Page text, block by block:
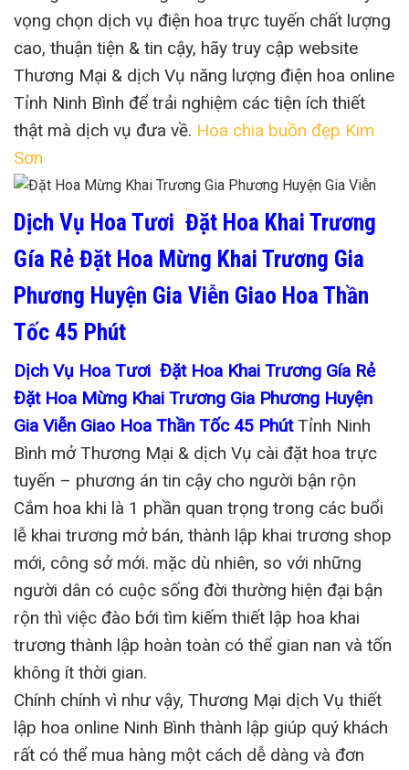
vọng chọn dịch vụ điện hoa trực tuyến chất lượng
cao, thuận tiện & tin cậy, hãy truy cập website
Thương Mại & dịch Vụ năng lượng điện hoa online
Tỉnh Ninh Bình để trải nghiệm các tiện ích thiết
thật mà dịch vụ đưa về. Hoa chia buồn đẹp Kim
Sơn
Dịch Vụ Hoa Tươi Đặt Hoa Khai Trương
Gía Rẻ Đặt Hoa Mừng Khai Trương Gia
Phương Huyện Gia Viễn Giao Hoa Thần
Tốc 45 Phút
Dịch Vụ Hoa Tươi Đặt Hoa Khai Trương Gía Rẻ
Đặt Hoa Mừng Khai Trương Gia Phương Huyện
Gia Viễn Giao Hoa Thần Tốc 45 PhútTỉnh Ninh
Bình mở Thương Mại & dịch Vụ cài đặt hoa trực
tuyến – phương án tin cậy cho người bận rộn
Cắm hoa khi là 1 phần quan trọng trong các buổi
lễ khai trương mở bán, thành lập khai trương shop
mới, công sở mới. mặc dù nhiên, so với những
người dân có cuộc sống đời thường hiện đại bận
rộn thì việc đào bới tìm kiếm thiết lập hoa khai
trương thành lập hoàn toàn có thể gian nan và tốn
không ít thời gian.
Chính chính vì như vậy, Thương Mại dịch Vụ thiết
lập hoa online Ninh Bình thành lập giúp quý khách
rất có thể mua hàng một cách dễ dàng và đơn